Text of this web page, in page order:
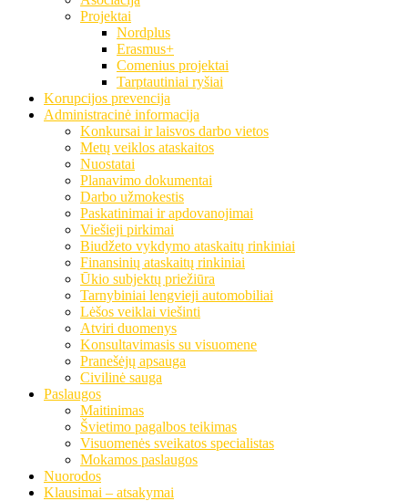
Projektai
Nordplus
Erasmus+
Comenius projektai
Tarptautiniai ryšiai
Korupcijos prevencija
Administracinė informacija
Konkursai ir laisvos darbo vietos
Metų veiklos ataskaitos
Nuostatai
Planavimo dokumentai
Darbo užmokestis
Paskatinimai ir apdovanojimai
Viešieji pirkimai
Biudžeto vykdymo ataskaitų rinkiniai
Finansinių ataskaitų rinkiniai
Ūkio subjektų priežiūra
Tarnybiniai lengvieji automobiliai
Lėšos veiklai viešinti
Atviri duomenys
Konsultavimasis su visuomene
Pranešėjų apsauga
Civilinė sauga
Paslaugos
Maitinimas
Švietimo pagalbos teikimas
Visuomenės sveikatos specialistas
Mokamos paslaugos
Nuorodos
Klausimai – atsakymai